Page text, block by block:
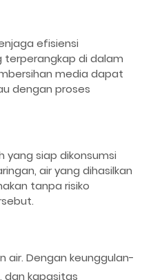
efisiensi
terperangkap di dalam
media dapat
dengan proses
yang siap dikonsumsi
air yang dihasilkan
tanpa risiko
air. Dengan keunggulan-
dan kapasitas